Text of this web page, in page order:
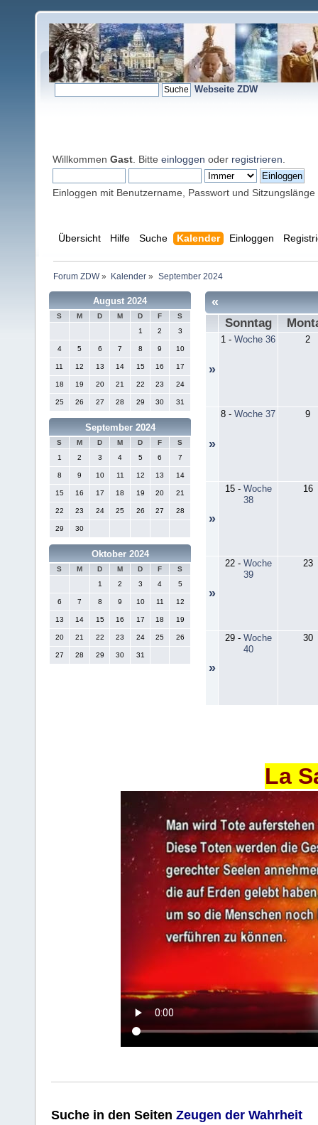
Webseite ZDW
Willkommen Gast . Bitte einloggen oder registrieren
Einloggen mit Benutzername, Passwort und Sitzungslänge
Übersicht Hilfe Suche Kalender Einloggen
Forum ZDW» Kalender » September 2024
August 2024
S M D M D F
S
1
2 3
4 5 6 7 8 9 10
11 12 13 14 15 16 17
18 19 20 21 22 23 24
25 26 27 28 29 30 31
September 2024
S M D M D F
S
1
2 3 4 5 6 7
8 9 10 11 12 13 14
15 16 17 18 19 20 21
22 23 24 25 26 27 28
29 30
Oktober 2024
S M D M D F
S
1
2 3 4 5
6 7 8 9 10 11 12
13 14 15 16 17 18 19
20 21 22 23 24 25 26
27 28 29 30 31
«
Sonntag
»
1 - Woche 36 2
»
8 - Woche 37 9
»
15- Woche
38
16
»
22- Woche
39
23
»
29- Woche
40
30
La
Suche in den Seiten Zeugen der Wahrheit